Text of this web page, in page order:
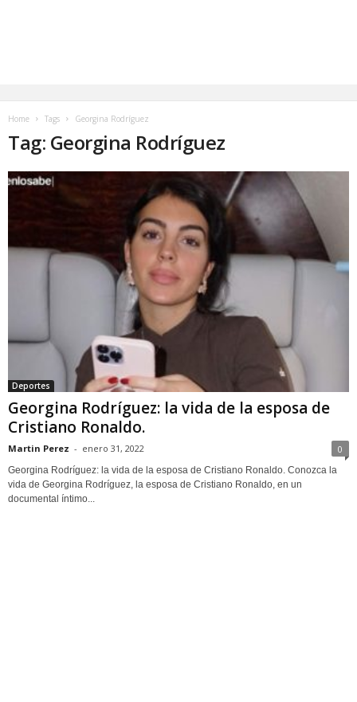
Home Tags Georgina Rodríguez
Tag: Georgina Rodríguez
Deportes
Georgina Rodríguez: la vida de la esposa de
Cristiano Ronaldo.
Martin Perez - enero 31, 2022 0
Georgina Rodríguez: la vida de la esposa de Cristiano Ronaldo. Conozca la
vida de Georgina Rodríguez, la esposa de Cristiano Ronaldo, en un
documental íntimo...